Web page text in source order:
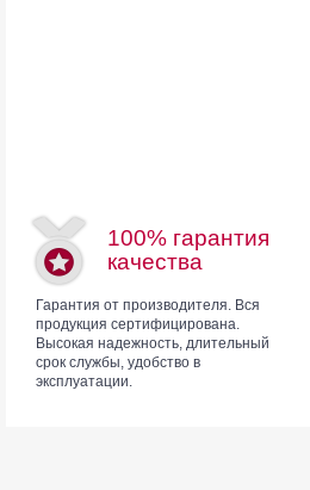
100% гарантия
качества
Гарантия от производителя. Вся
продукция сертифицирована.
Высокая надежность, длительный
срок службы, удобство в
эксплуатации.